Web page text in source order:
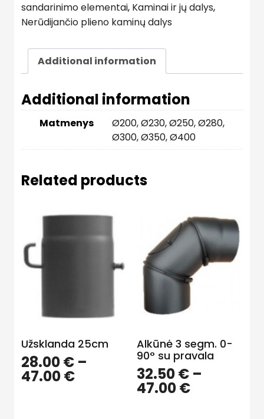
sandarinimo elementai, Kaminai ir jų dalys,
Nerūdijančio plieno kaminų dalys
Additional information
Additional information
Matmenys
Ø200, Ø230, Ø250, Ø280,
Ø300, Ø350, Ø400
Related products
Užsklanda 25cm
28.00€ –
47.00€
Alkūnė 3 segm. 0-
90° su pravala
32.50€–
47.00€